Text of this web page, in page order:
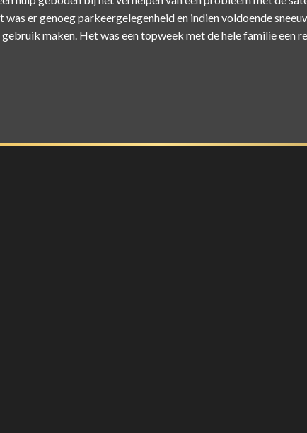
er genoeg parkeergelegenheid en indien voldoende
maken. Het was een topweek met de hele familie een